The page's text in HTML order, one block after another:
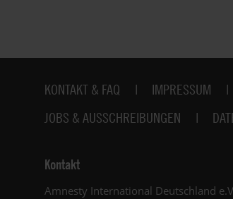
Fußbereich
KONTAKT & FAQ IMPRESSUM
JOBS & AUSSCHREIBUNGEN
Kontakt
Amnesty International Deutschland